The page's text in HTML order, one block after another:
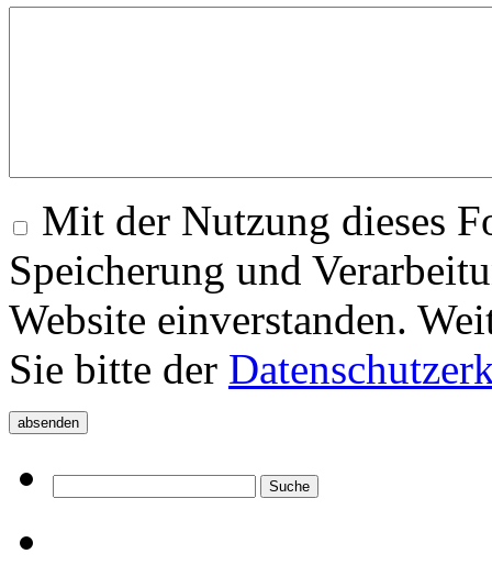
Mit der Nutzung dieses
Speicherung und
Website einverstanden.
Sie bitte der